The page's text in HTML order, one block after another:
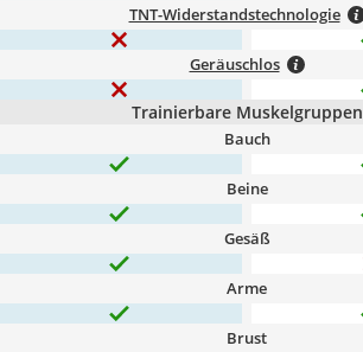
TNT-Widerstandstechnologie
Geräuschlos
Trainierbare Muskelgruppen
Bauch
Beine
Gesäß
Arme
Brust